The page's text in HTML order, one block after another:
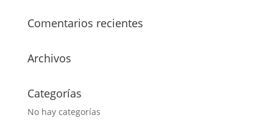
Comentarios recientes
Archivos
Categorías
No hay categorías